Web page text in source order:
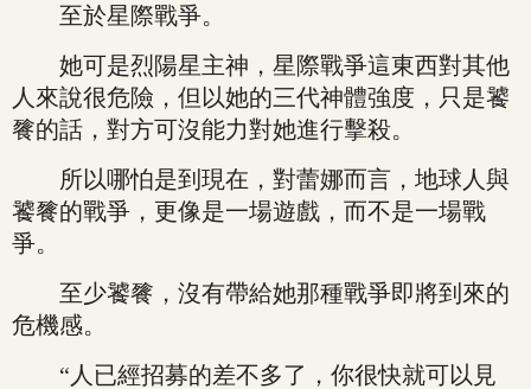
至於星際戰爭。
她可是烈陽星主神，星際戰爭這東西對其他
人來說很危險，但以她的三代神體強度，只是饕
餮的話，對方可沒能力對她進行擊殺。
所以哪怕是到現在，對蕾娜而言，地球人與
饕餮的戰爭，更像是一場遊戲，而不是一場戰
爭。
至少饕餮，沒有帶給她那種戰爭即將到來的
危機感。
“人已經招募的差不多了，你很快就可以見